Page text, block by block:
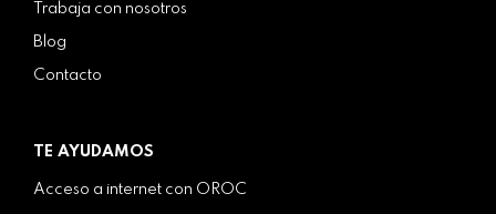
Trabaja con nosotros
Blog
Contacto
TE AYUDAMOS
Acceso a internet con OROC